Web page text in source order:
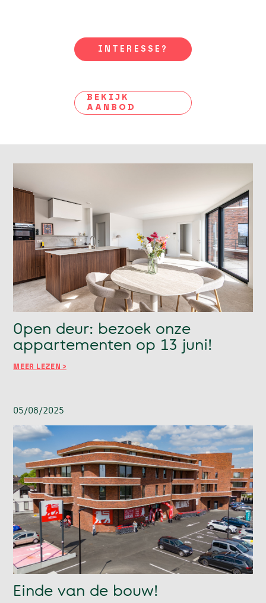
INTERESSE?
BEKIJK
AANBOD
Open deur: bezoek onze
appartementen op 13 juni!
MEER LEZEN >
05/08/2025
Einde van de bouw!